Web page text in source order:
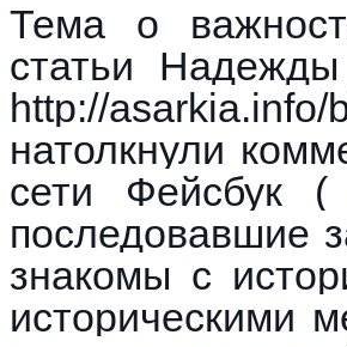
Тема о
статьи
http://
натолкнули
сети Фейсбук (
последовавшие
знакомы с
историческими